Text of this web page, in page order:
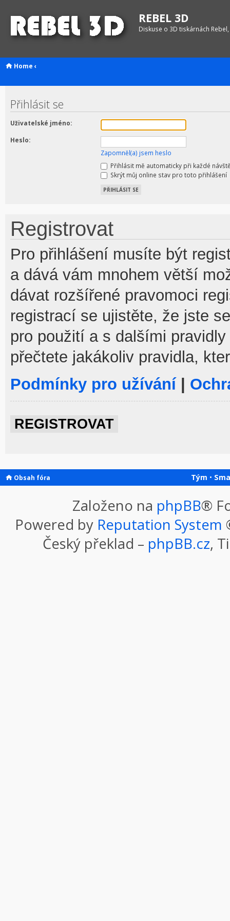
REBEL 3D
Diskuse o 3D tiskárnách
Home ‹
Přihlásit se
Uživatelské jméno:
Heslo:
Zapomněl(a) jsem heslo
Přihlásit mě automaticky při každé
Skrýt můj online stav pro toto přihlášení
Registrovat
Pro přihlášení musíte být
a dává vám mnohem větší
dávat rozšířené pravomoci
registrací se ujistěte, že jste
pro použití a s dalšími
přečtete jakákoliv pravidla,
Podmínky pro užívání|
REGISTROVAT
Obsah fóra Tým •
Založeno na phpBB®
Powered by Reputation System
Český překlad – phpBB.cz,